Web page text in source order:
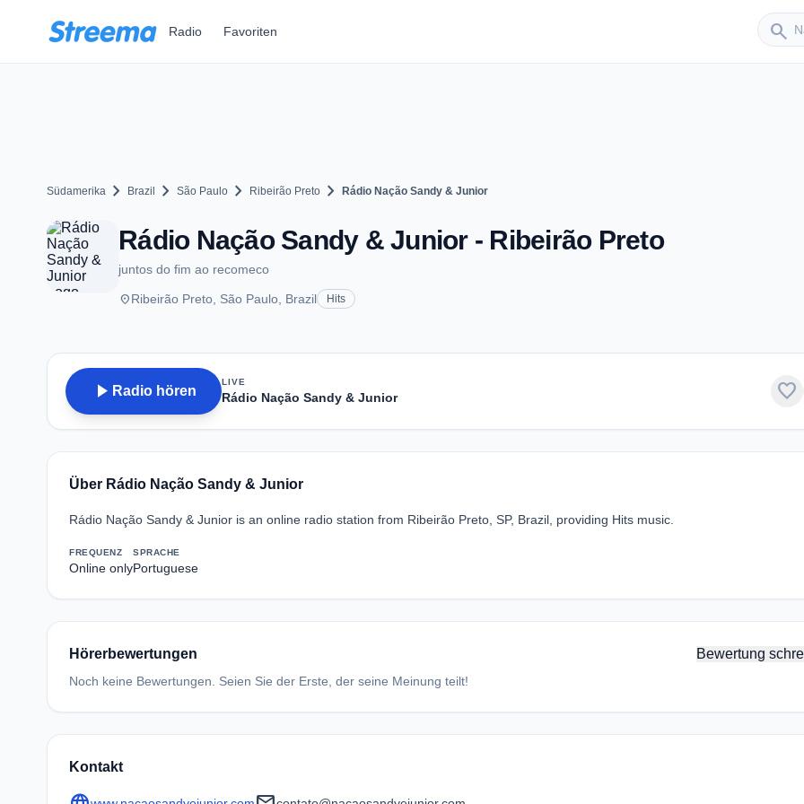
Radio Favoriten search
Südamerika chevron_right Brazil chevron_right São Paulo chevron_right Ribeirão Preto chevron_right Rádio Nação Sandy & Junior
Rádio Nação Sandy & Junior - Ribeirão Preto
juntos do fim ao recomeco
placeRibeirão Preto, São Paulo, Brazil Hits
play_arrow Radio hören
LIVE
Rádio Nação Sandy & Junior favorite
Über Rádio Nação Sandy & Junior
Rádio Nação Sandy & Junior is an online radio station from Ribeirão Preto, SP, Brazil, providing Hits music.
FREQUENZ
Online only
SPRACHE
Portuguese
Hörerbewertungen Bewertung
Noch keine Bewertungen. Seien Sie der Erste, der seine Meinung teilt!
Kontakt